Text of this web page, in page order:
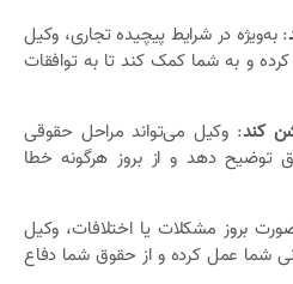
: به‌ویژه در شرایط پیچیده تجاری، وکیل
کرده و به شما کمک کند تا به توافقات
کند: وکیل می‌تواند مراحل حقوقی
توضیح دهد و از بروز هرگونه خطا
بروز مشکلات یا اختلافات، وکیل
شما عمل کرده و از حقوق شما دفاع